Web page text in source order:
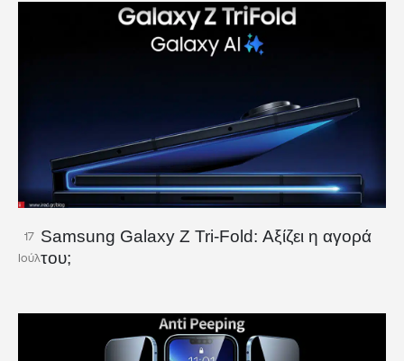
17
Ιούλ
Samsung Galaxy Z Tri-Fold: Αξίζει η αγορά
του;